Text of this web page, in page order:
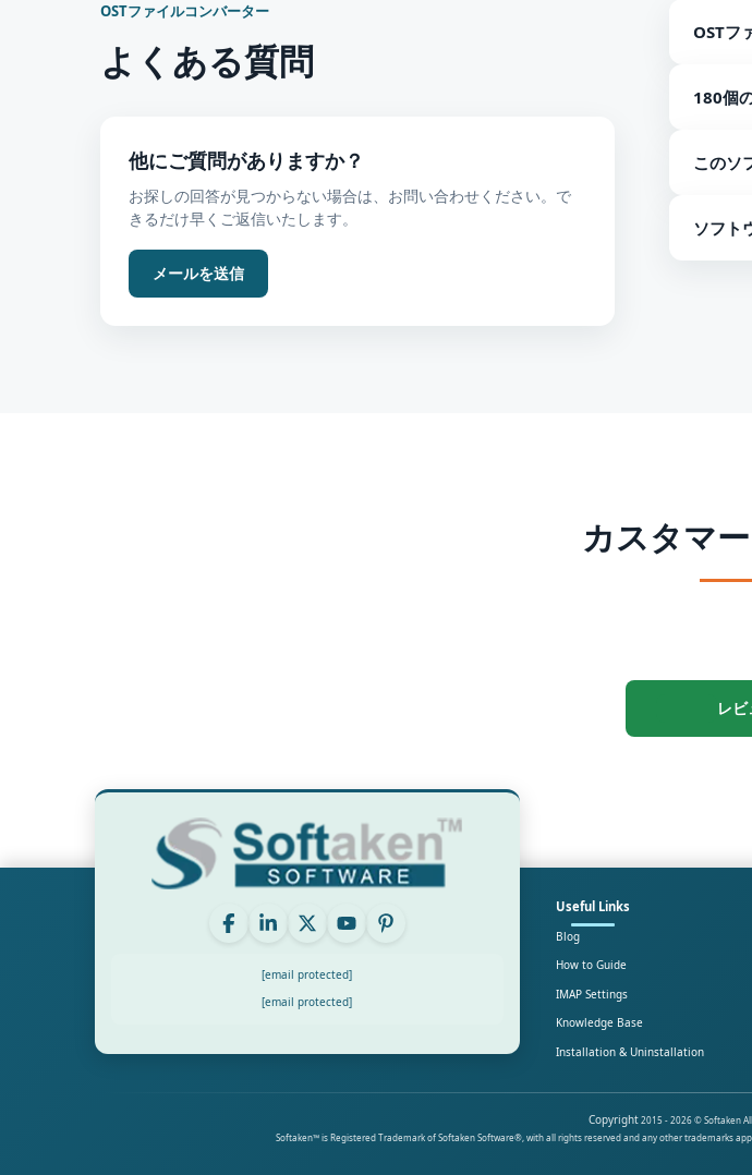
OSTファイルコンバーター
よくある質問
他にご質問がありますか？
お探しの回答が見つからない場合は、お問い合わせください。で
きるだけ早くご返信いたします。
メールを送信
OSTフ
形式に
180個
ータベ
このソ
れによ
ソフト
カスタマ
レ
[email protected]
[email protected]
Useful Links
Blog
How to Guide
IMAP Settings
Knowledge Base
Installation & Uninstallation
Copyright2015 - 2026 © Softaken
Softaken™ is Registered Trademark of Softaken Software®, with all rights reserved and any other trademarks